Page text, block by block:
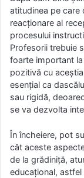
atitudinea pe care
reacționare al
procesului
Profesorii trebuie
foarte important
pozitivă cu
esențial ca
sau rigidă,
se va dezvolta
În încheiere, pot
cât aceste
de la grădiniță,
educațional,